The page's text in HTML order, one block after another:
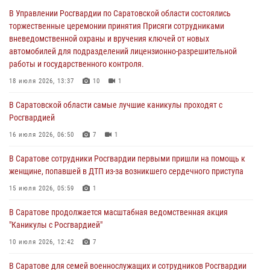
В Саратовской области самые лучшие каникулы проходят с
Росгвардией
16 июля 2026, 06:50 7 1
В Саратове сотрудники Росгвардии первыми пришли на помощь к
женщине, попавшей в ДТП из-за возникшего сердечного приступа
В Саратове продолжается масштабная ведомственная акция
"Каникулы с Росгвардией"
В Саратовской области при содействии спецназа Росгвардии
задержан подозреваемый в незаконном обороте наркотиков
В Саратове для семей военнослужащих и сотрудников Росгвардии
состоялся большой семейный праздник
В Управлении Росгвардии по Саратовской области состоялись
торжественные церемонии принятия Присяги сотрудниками
вневедомственной охраны и вручения ключей от новых
автомобилей для подразделений лицензионно-разрешительной
работы и государственного контроля.
18 июля 2026, 13:37 10 1
В Саратовской области самые лучшие каникулы проходят с
Росгвардией
16 июля 2026, 06:50 7 1
В Саратове сотрудники Росгвардии первыми пришли на помощь к
женщине, попавшей в ДТП из-за возникшего сердечного приступа
15 июля 2026, 05:59 1
В Саратове продолжается масштабная ведомственная акция
"Каникулы с Росгвардией"
10 июля 2026, 12:42 7
В Саратове для семей военнослужащих и сотрудников Росгвардии